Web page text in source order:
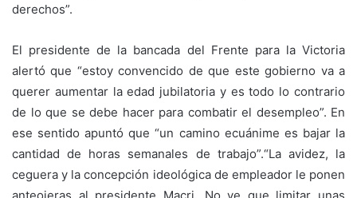
derechos”.
El presidente de la bancada del Frente para la Victoria
alertó que “estoy convencido de que este gobierno va a
querer aumentar la edad jubilatoria y es todo lo contrario
de lo que se debe hacer para combatir el desempleo”. En
ese sentido apuntó que “un camino ecuánime es bajar la
cantidad de horas semanales de trabajo”.“La avidez, la
ceguera y la concepción ideológica de empleador le ponen